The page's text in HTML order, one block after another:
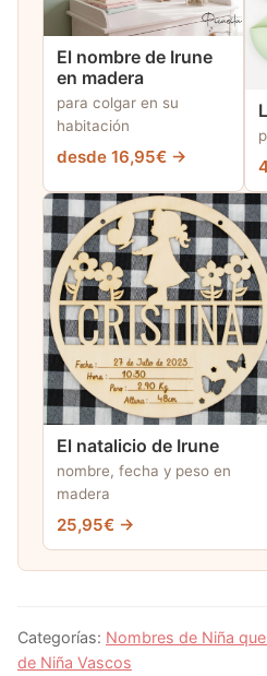
El nombre de Irune
en madera
para colgar en su
habitación
desde 16,95€ →
El natalicio de Irune
nombre, fecha y peso en
madera
25,95€ →
Categorías: Nombres de Niña
de Niña Vascos